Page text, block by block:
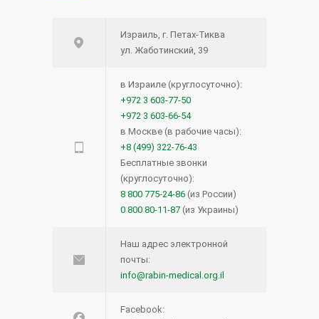
Израиль, г. Петах-Тиква
ул. Жаботинский, 39
в Израиле (круглосуточно):
+972 3 603-77-50
+972 3 603-66-54
в Москве (в рабочие часы):
+8 (499) 322-76-43
Бесплатные звонки
(круглосуточно):
8 800 775-24-86 (из России)
0 800 80-11-87 (из Украины)
Наш адрес электронной
почты:
info@rabin-medical.org.il
Facebook: